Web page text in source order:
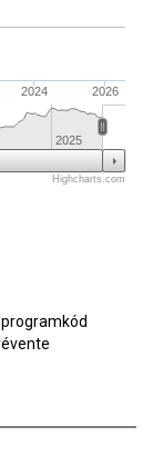
2024 2026
2025
Highcharts.com